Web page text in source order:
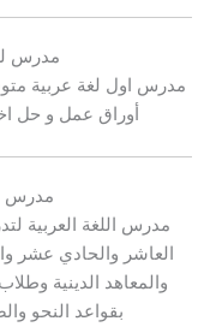
مدرس لغة
مدرس اول لغة عربية
أوراق عمل و حل
مدرس
مدرس اللغة العربية
العاشر والحادي عشر
والمعاهد الدينية
بقواعد النحو